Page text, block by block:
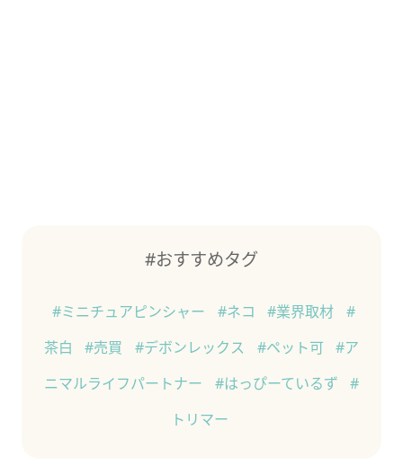
#おすすめタグ
#ミニチュアピンシャー #ネコ #業界取材
#
茶白
#売買 #デボンレックス #ペット可
#ア
ニマルライフパートナー
#はっぴーているず
#
トリマー